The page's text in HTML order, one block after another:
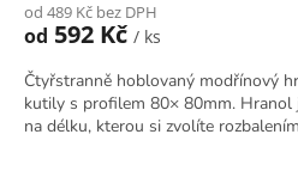
od 489 Kč bez DPH
od 592 Kč / ks
Čtyřstranně hoblovaný modřínový
kutily s profilem 80× 80mm. Hranol
na délku, kterou si zvolíte